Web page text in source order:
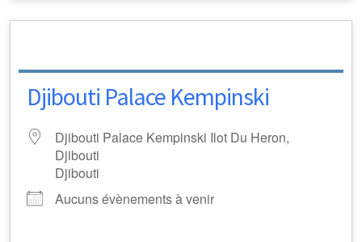
Djibouti Palace Kempinski
Djibouti Palace Kempinski Ilot Du Heron,
Djibouti
Djibouti
Aucuns évènements à venir